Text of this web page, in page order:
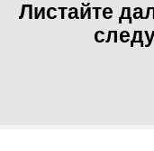
Листайте